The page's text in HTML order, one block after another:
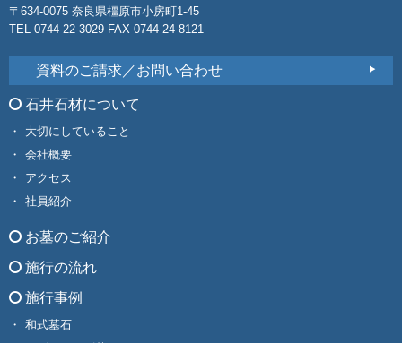
〒634-0075 奈良県橿原市小房町1-45
TEL 0744-22-3029 FAX 0744-24-8121
資料のご請求／お問い合わせ
石井石材について
大切にしていること
会社概要
アクセス
社員紹介
お墓のご紹介
施行の流れ
施行事例
和式墓石